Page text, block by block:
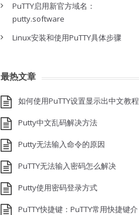
PuTTY启用新官方域名：
putty.software
Linux安装和使用PuTTY具体步骤
最热文章
如何使用PuTTY设置显示出中文教程
Putty中文乱码解决方法
Putty无法输入命令的原因
PuTTY无法输入密码怎么解决
Putty使用密码登录方式
PuTTY快捷键：PuTTY常用快捷键介